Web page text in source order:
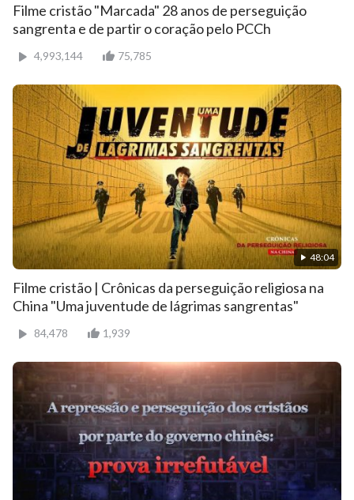
Filme cristão "Marcada" 28 anos de perseguição
sangrenta e de partir o coração pelo PCCh
4,993,144 75,785
48:04
Filme cristão | Crônicas da perseguição religiosa na
China "Uma juventude de lágrimas sangrentas"
84,478 1,939